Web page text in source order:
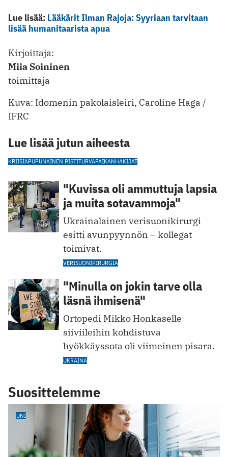
Lue lisää: Lääkärit Ilman Rajoja: Syyriaan tarvitaan
lisää humanitaarista apua
Kirjoittaja:
Miia Soininen
toimittaja
Kuva: Idomenin pakolaisleiri, Caroline Haga /
IFRC
Lue lisää jutun aiheesta
KRIISIAPUPUNAINEN RISTITURVAPAIKANHAKIJAT
"Kuvissa oli ammuttuja lapsia
ja muita sotavammoja"
Ukrainalainen verisuonikirurgi
esitti avunpyynnön – kollegat
toimivat.
VERISUONIKIRURGIA
"Minulla on jokin tarve olla
läsnä ihmisenä"
Ortopedi Mikko Honkaselle
siiviileihin kohdistuva
hyökkäyssota oli viimeinen pisara.
UKRAINA
Suosittelemme
UNI